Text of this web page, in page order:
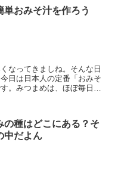
単おみそ汁を作ろう
なってきましね。そんな日
日は日本人の定番「おみそ
。みつまめは、ほぼ毎日お
の種はどこにある？そ
中だよん